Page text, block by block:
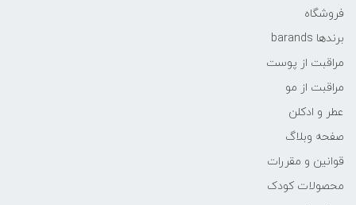
فروشگاه
برندها barands
مراقبت از پوست
مراقبت از مو
عطر و ادکلن
صفحه وبلاگ
قوانین و مقررات
محصولات کودک